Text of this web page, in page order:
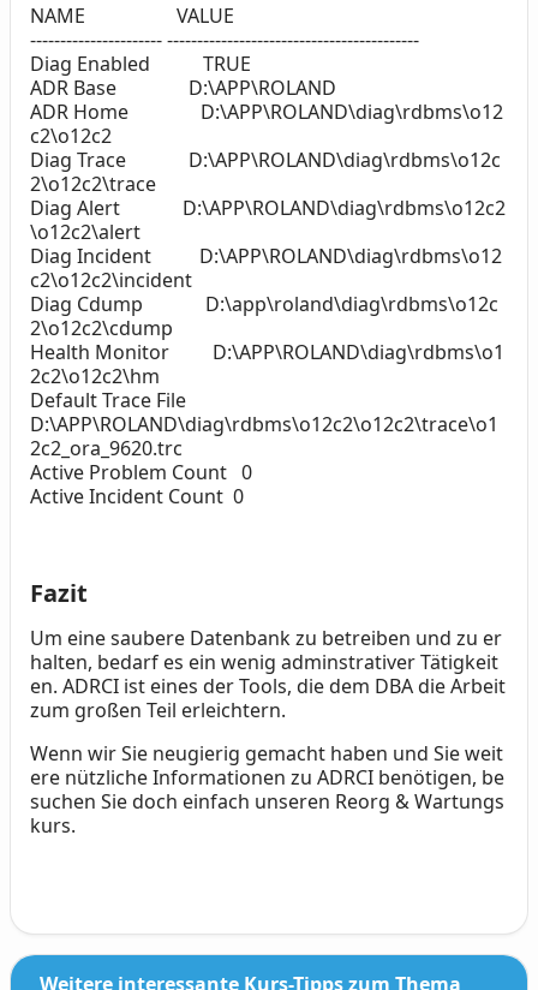
NAME VALUE
---------------------- ------------------------------------------
Diag Enabled TRUE
ADR Base D:\APP\ROLAND
ADR Home D:\APP\ROLAND\diag\rdbms\o12
c2\o12c2
Diag Trace D:\APP\ROLAND\diag\rdbms\o12c
2\o12c2\trace
Diag Alert D:\APP\ROLAND\diag\rdbms\o12c2
\o12c2\alert
Diag Incident D:\APP\ROLAND\diag\rdbms\o12
c2\o12c2\incident
Diag Cdump D:\app\roland\diag\rdbms\o12c
2\o12c2\cdump
Health Monitor D:\APP\ROLAND\diag\rdbms\o1
2c2\o12c2\hm
Default Trace File
D:\APP\ROLAND\diag\rdbms\o12c2\o12c2\trace\o1
2c2_ora_9620.trc
Active Problem Count 0
Active Incident Count 0
Fazit
Um eine saubere Datenbank zu betreiben und zu er
halten, bedarf es ein wenig adminstrativer Tätigkeit
en. ADRCI ist eines der Tools, die dem DBA die Arbeit
zum großen Teil erleichtern.
Wenn wir Sie neugierig gemacht haben und Sie weit
ere nützliche Informationen zu ADRCI benötigen, be
suchen Sie doch einfach unseren Reorg & Wartungs
kurs.
Weitere interessante Kurs-Tipps zum Thema